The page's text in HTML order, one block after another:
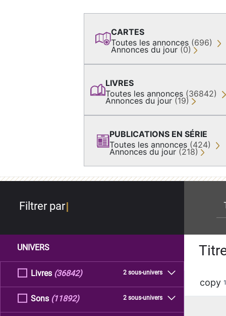
CARTES
Toutes les annonces (696)
Annonces du jour (0)
LIVRES
Toutes les annonces (36842)
Annonces du jour (19)
PUBLICATIONS EN SÉRIE
Toutes les annonces (424)
Annonces du jour (218)
Filtrer par
UNIVERS
Livres 2 sous-univers
(36842)
Sons 2 sous-univers
(11892)
copy